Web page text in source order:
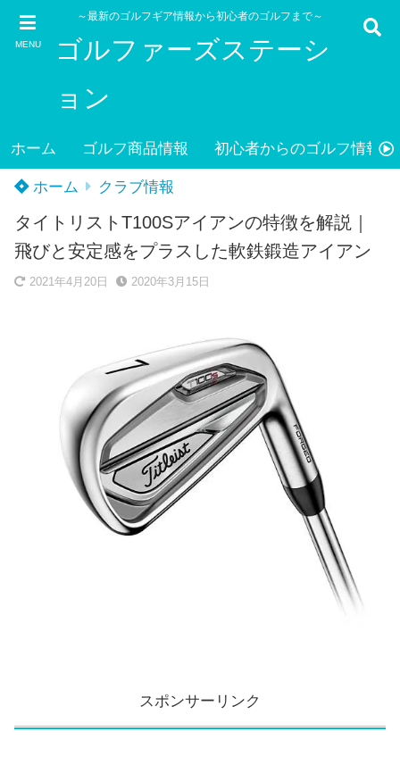
MENU
～最新のゴルフギア情報から初心者のゴルフまで～
ゴルファーズステーシ
ョン
ホーム ゴルフ商品情報 初心者からのゴルフ情報
ホーム クラブ情報
タイトリストT100Sアイアンの特徴を解説｜
飛びと安定感をプラスした軟鉄鍛造アイアン
2021年4月20日 2020年3月15日
スポンサーリンク